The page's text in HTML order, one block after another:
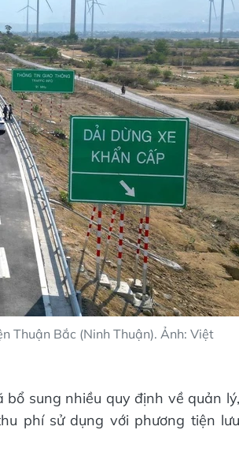
Thuận Bắc (Ninh Thuận). Ảnh: Việt
sung nhiều quy định về quản lý,
phí sử dụng với phương tiện lưu